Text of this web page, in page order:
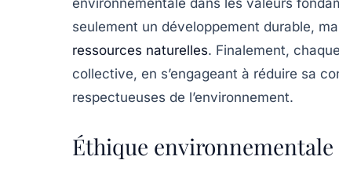
seulement un développement durable,
ressources naturelles. Finalement,
collective, en s’engageant à réduire sa
respectueuses de l’environnement.
Éthique